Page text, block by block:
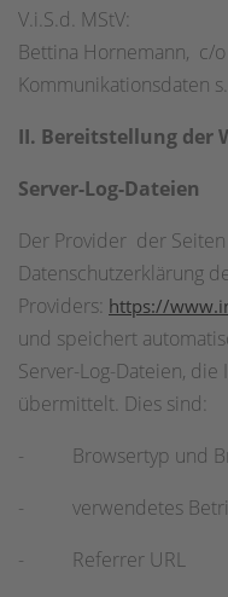
V.i.S.d. MStV:
Bettina Hornemann, c/
Kommunikationsdaten
II. Bereitstellung der
Server-Log-Dateien
Der Provider der
Datenschutzerklärung
Providers: https://
und speichert
Server-Log-Dateien,
übermittelt. Dies sind:
- Browsertyp und
- verwendetes
- Referrer URL